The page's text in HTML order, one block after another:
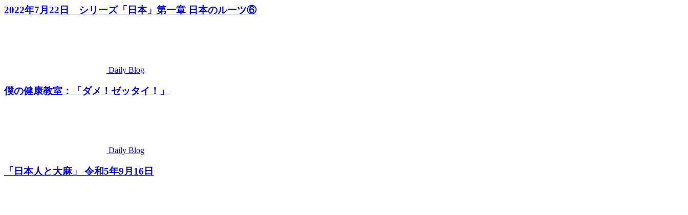
2022年7月22日 シリーズ「日本」第一章 日本のルーツ⑥
Daily Blog
僕の健康教室：「ダメ！ゼッタイ！」
Daily Blog
「日本人と大麻」 令和5年9月16日